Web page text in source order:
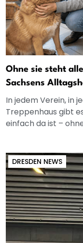
Ohne sie steht
Sachsens
In jedem Verein, in
Treppenhaus gibt
einfach da ist –
DRESDEN NEWS